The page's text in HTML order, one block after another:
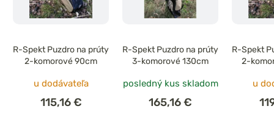
R-Spekt Puzdro na prúty
2-komorové 90cm
u dodávateľa
115,16 €
R-Spekt Puzdro na prúty
3-komorové 130cm
posledný kus skladom
165,16 €
R-Spekt
2-
u